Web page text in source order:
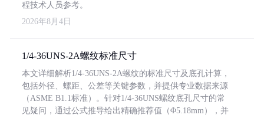
程技术人员参考。
2026年8月4日
1/4-36UNS-2A螺纹标准尺寸
本文详细解析1/4-36UNS-2A螺纹的标准尺寸及底孔计算，
包括外径、螺距、公差等关键参数，并提供专业数据来源
（ASME B1.1标准）。针对1/4-36UNS螺纹底孔尺寸的常
见疑问，通过公式推导给出精确推荐值（Φ5.18mm），并